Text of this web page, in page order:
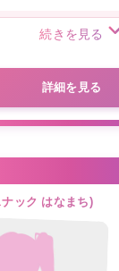
続きを見る
詳細を見る
ック はなまち)